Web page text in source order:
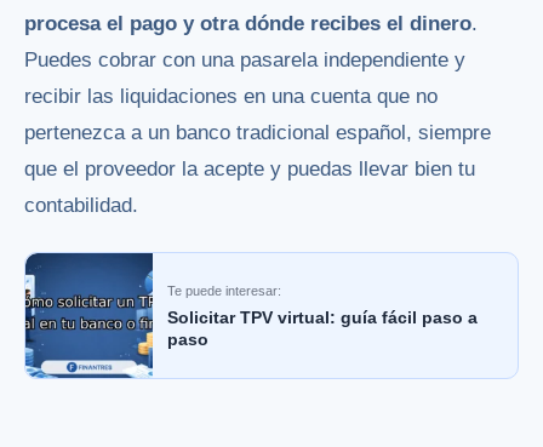
procesa el pago y otra dónde recibes el dinero.
Puedes cobrar con una pasarela independiente y
recibir las liquidaciones en una cuenta que no
pertenezca a un banco tradicional español, siempre
que el proveedor la acepte y puedas llevar bien tu
contabilidad.
Te puede interesar:
Solicitar TPV virtual: guía fácil paso a
paso